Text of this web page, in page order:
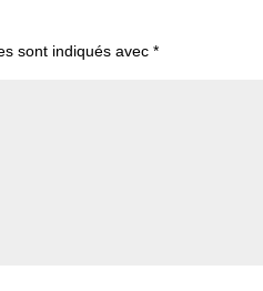
sont indiqués avec*